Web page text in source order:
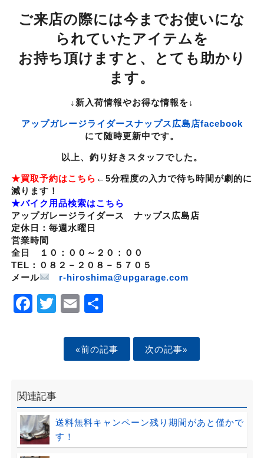
ご来店の際には今までお使いにな
られていたアイテムを
お持ち頂けますと、とても助かり
ます。
↓新入荷情報やお得な情報を↓
アップガレージライダースナップス広島店facebook
にて随時更新中です。
以上、釣り好きスタッフでした。
★買取予約はこちら ←5分程度の入力で待ち時間が劇的に
減ります！
★バイク用品検索はこちら
アップガレージライダース ナップス広島店
定休日：毎週水曜日
営業時間
全日 １０：００～２０：００
TEL：０８２－２０８－５７０５
メール
r-hiroshima@upgarage.com
Facebook
Twitter
EmailShare
«前の記事 次の記事»
関連記事
送料無料キャンペーン残り期間があと僅かで
す！